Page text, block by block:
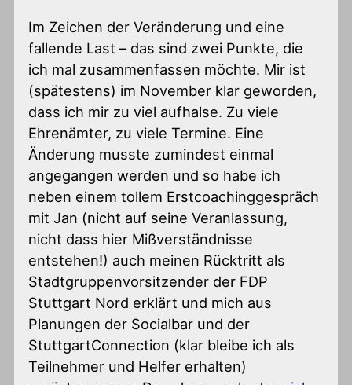
Im Zeichen der Veränderung und eine
fallende Last – das sind zwei Punkte, die
ich mal zusammenfassen möchte. Mir ist
(spätestens) im November klar geworden,
dass ich mir zu viel aufhalse. Zu viele
Ehrenämter, zu viele Termine. Eine
Änderung musste zumindest einmal
angegangen werden und so habe ich
neben einem tollem Erstcoachinggespräch
mit Jan (nicht auf seine Veranlassung,
nicht dass hier Mißverständnisse
entstehen!) auch meinen Rücktritt als
Stadtgruppenvorsitzender der FDP
Stuttgart Nord erklärt und mich aus
Planungen der Socialbar und der
StuttgartConnection (klar bleibe ich als
Teilnehmer und Helfer erhalten)